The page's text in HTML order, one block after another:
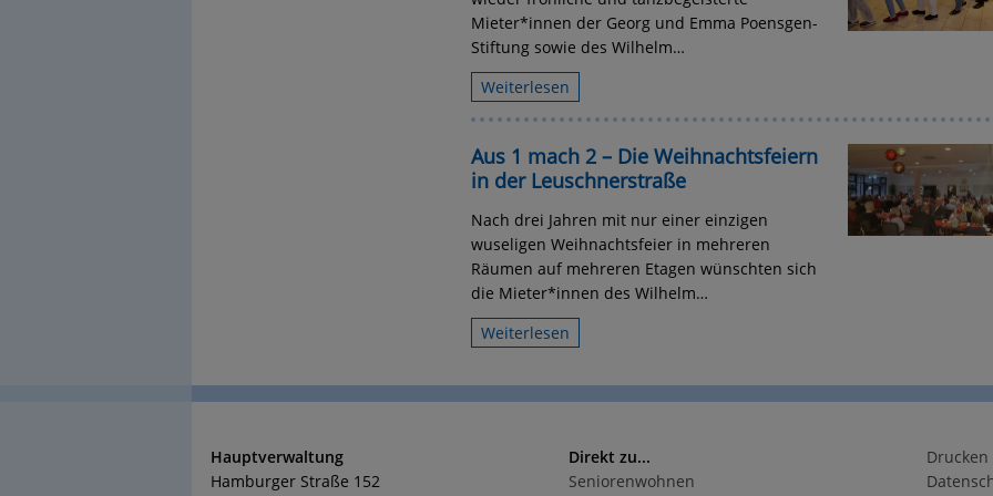
Mieter*innen der Georg und Emma Poensgen-
Stiftung sowie des Wilhelm…
Weiterlesen
Aus 1 mach 2 – Die Weihnachtsfeiern
in der Leuschnerstraße
Nach drei Jahren mit nur einer einzigen
wuseligen Weihnachtsfeier in mehreren
Räumen auf mehreren Etagen wünschten sich
die Mieter*innen des Wilhelm…
Weiterlesen
Hauptverwaltung
Hamburger Straße 152
Direkt zu...
Seniorenwohnen
Drucken